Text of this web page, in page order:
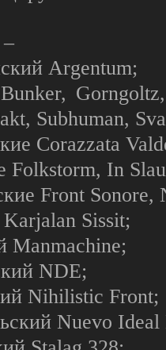
Argentum;
Subhuman,
Corazzata
Folkstorm, In
Front Sonore,
Sissit;
Manmachine;
NDE;
Nihilistic Front;
Nuevo